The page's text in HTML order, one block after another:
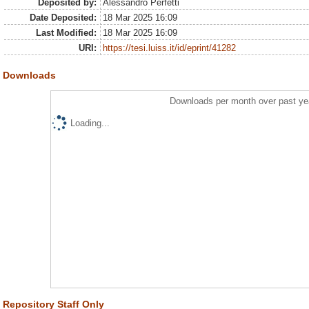
Deposited by:
Alessandro Perfetti
Date Deposited:
18 Mar 2025 16:09
Last Modified:
18 Mar 2025 16:09
URI:
https://tesi.luiss.it/id/eprint/41282
Downloads
Downloads per month over past
Loading...
Repository Staff Only